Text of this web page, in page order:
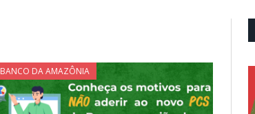
BANCO DA AMAZÔNIA